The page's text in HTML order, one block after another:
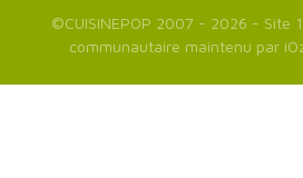
©CUISINEPOP 2007 - 2026 - Site
communautaire maintenu par